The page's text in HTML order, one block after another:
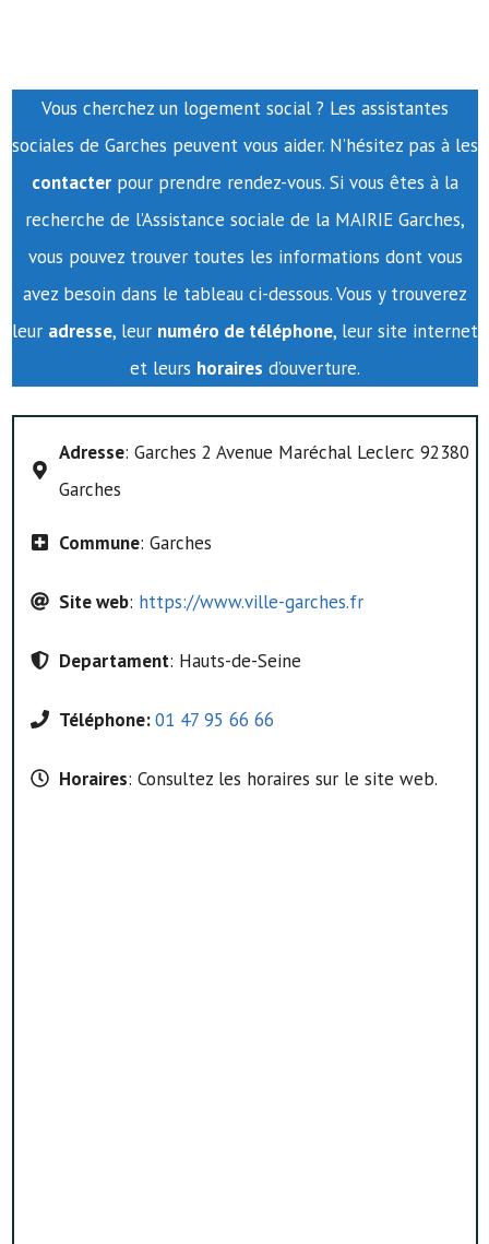
Vous cherchez un logement social ? Les assistantes
sociales de Garches peuvent vous aider. N’hésitez pas à les
contacter pour prendre rendez-vous. Si vous êtes à la
recherche de l’Assistance sociale de la MAIRIE Garches,
vous pouvez trouver toutes les informations dont vous
avez besoin dans le tableau ci-dessous. Vous y trouverez
leur adresse, leur numéro de téléphone, leur site internet
et leurs horaires d’ouverture.
Adresse: Garches 2 Avenue Maréchal Leclerc 92380
Garches
Commune: Garches
Site web: https://www.ville-garches.fr
Departament: Hauts-de-Seine
Téléphone:01 47 95 66 66
Horaires: Consultez les horaires sur le site web.